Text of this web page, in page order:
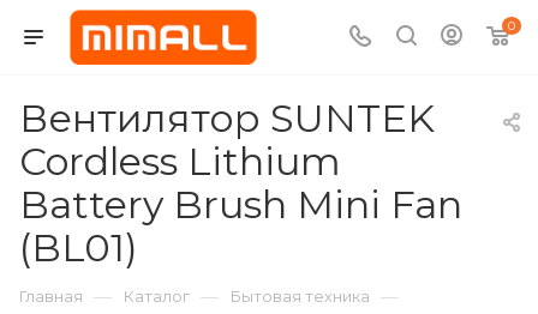
0
Вентилятор SUNTEK
Cordless Lithium
Battery Brush Mini Fan
(BL01)
Главная — Каталог — Бытовая техника —